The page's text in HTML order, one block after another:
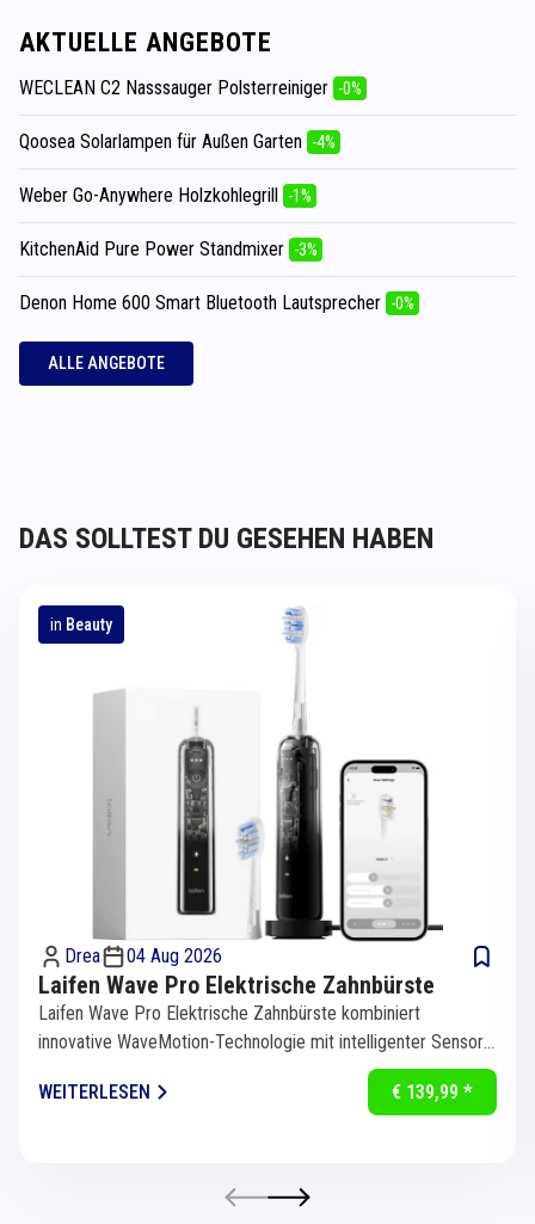
AKTUELLE ANGEBOTE
WECLEAN C2 Nasssauger Polsterreiniger -0%
Qoosea Solarlampen für Außen Garten -4%
Weber Go-Anywhere Holzkohlegrill -1%
KitchenAid Pure Power Standmixer -3%
Denon Home 600 Smart Bluetooth Lautsprecher -0%
ALLE ANGEBOTE
DAS SOLLTEST DU GESEHEN HABEN
in Beauty
Drea 04 Aug 2026
Laifen Wave Pro Elektrische Zahnbürste
Laifen Wave Pro Elektrische Zahnbürste kombiniert
innovative WaveMotion-Technologie mit intelligenter Sensorik
WEITERLESEN
€ 139,99 *